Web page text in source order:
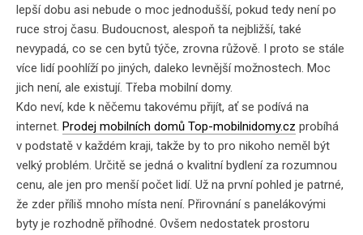
lepší dobu asi nebude o moc jednodušší, pokud tedy není po
ruce stroj času. Budoucnost, alespoň ta nejbližší, také
nevypadá, co se cen bytů týče, zrovna růžově. I proto se stále
více lidí poohlíží po jiných, daleko levnější možnostech. Moc
jich není, ale existují. Třeba mobilní domy.
Kdo neví, kde k něčemu takovému přijít, ať se podívá na
internet. Prodej mobilních domů Top-mobilnidomy.cz probíhá
v podstatě v každém kraji, takže by to pro nikoho neměl být
velký problém. Určitě se jedná o kvalitní bydlení za rozumnou
cenu, ale jen pro menší počet lidí. Už na první pohled je patrné,
že zder příliš mnoho místa není. Přirovnání s panelákovými
byty je rozhodně příhodné. Ovšem nedostatek prostoru